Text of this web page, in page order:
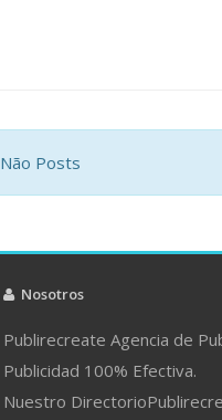
Não Posts
Nosotros
Publirecreate Agencia de
Publicidad 100% Efectiva.
Nuestro